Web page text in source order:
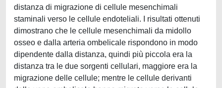
distanza di migrazione di cellule mesenchimali
staminali verso le cellule endoteliali. I risultati ottenuti
dimostrano che le cellule mesenchimali da midollo
osseo e dalla arteria ombelicale rispondono in modo
dipendente dalla distanza, quindi più piccola era la
distanza tra le due sorgenti cellulari, maggiore era la
migrazione delle cellule; mentre le cellule derivanti